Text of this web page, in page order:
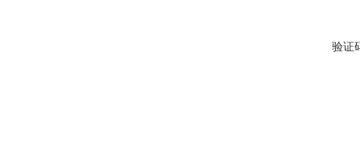
验证